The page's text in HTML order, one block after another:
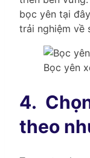
bọc yên tại
trải nghiệm về
Bọc yên
4.
theo